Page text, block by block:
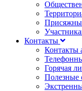
Контакты
Контакты
Горячая
Полезные